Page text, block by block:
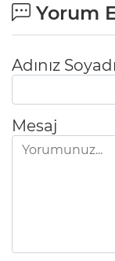
Yorum
Adınız
Mesaj